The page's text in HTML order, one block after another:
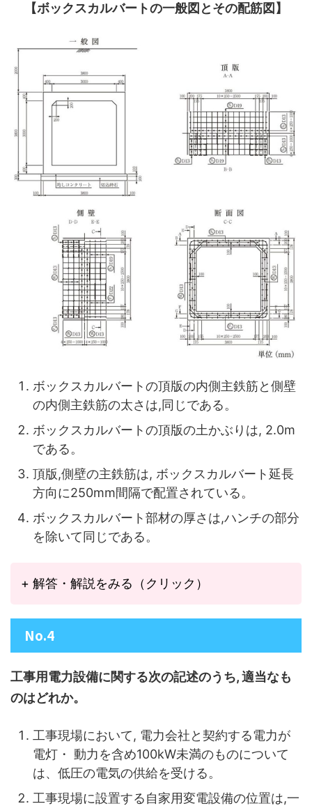
【ボックスカルバートの一般図とその配筋図】
ボックスカルバートの頂版の内側主鉄筋と側壁
の内側主鉄筋の太さは,同じである。
ボックスカルバートの頂版の土かぶりは, 2.0m
である。
頂版,側壁の主鉄筋は, ボックスカルバート延長
方向に250mm間隔で配置されている。
ボックスカルバート部材の厚さは,ハンチの部分
を除いて同じである。
+ 解答・解説をみる（クリック）
No.4
工事用電力設備に関する次の記述のうち, 適当なも
のはどれか。
工事現場において, 電力会社と契約する電力が
電灯・ 動力を含め100kW未満のものについて
は、低圧の電気の供給を受ける。
工事現場に設置する自家用変電設備の位置は,一